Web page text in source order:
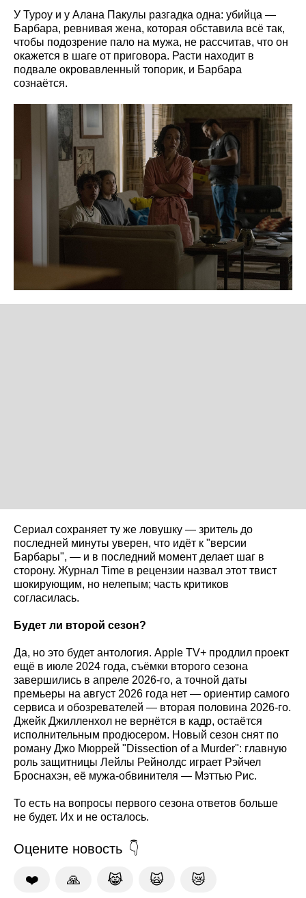
У Туроу и у Алана Пакулы разгадка одна: убийца —
Барбара, ревнивая жена, которая обставила всё так,
чтобы подозрение пало на мужа, не рассчитав, что он
окажется в шаге от приговора. Расти находит в
подвале окровавленный топорик, и Барбара
сознаётся.
Сериал сохраняет ту же ловушку — зритель до
последней минуты уверен, что идёт к "версии
Барбары", — и в последний момент делает шаг в
сторону. Журнал Time в рецензии назвал этот твист
шокирующим, но нелепым; часть критиков
согласилась.
Будет ли второй сезон?
Да, но это будет антология. Apple TV+ продлил проект
ещё в июле 2024 года, съёмки второго сезона
завершились в апреле 2026-го, а точной даты
премьеры на август 2026 года нет — ориентир самого
сервиса и обозревателей — вторая половина 2026-го.
Джейк Джилленхол не вернётся в кадр, остаётся
исполнительным продюсером. Новый сезон снят по
роману Джо Мюррей "Dissection of a Murder": главную
роль защитницы Лейлы Рейнолдс играет Рэйчел
Броснахэн, её мужа-обвинителя — Мэттью Рис.
То есть на вопросы первого сезона ответов больше
не будет. Их и не осталось.
Оцените новость
❤️ 🙏 😹 🙀 😿